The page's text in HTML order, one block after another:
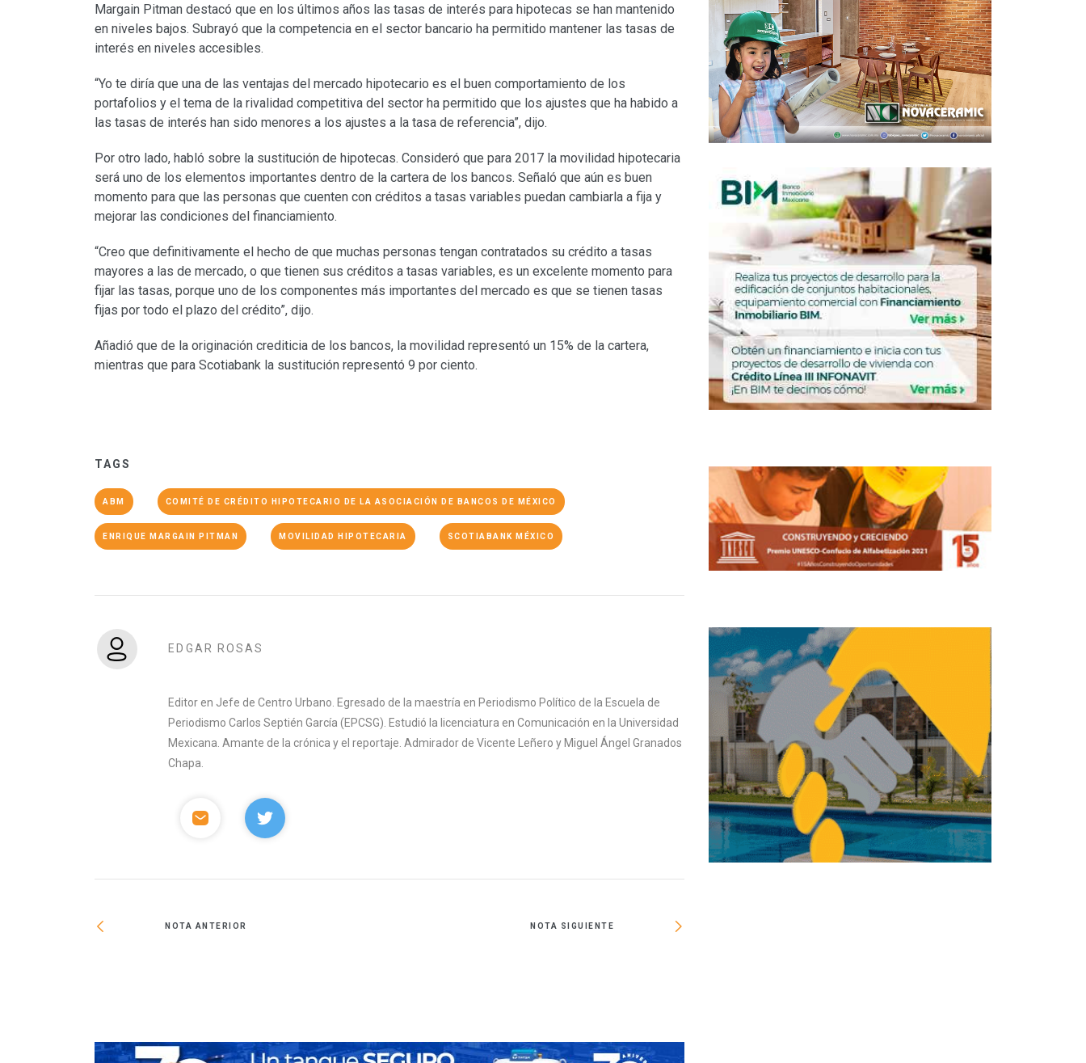
Margain Pitman destacó que en los últimos años las tasas de interés para hipotecas se han mantenido
en niveles bajos. Subrayó que la competencia en el sector bancario ha permitido mantener las tasas de
interés en niveles accesibles.
“Yo te diría que una de las ventajas del mercado hipotecario es el buen comportamiento de los
portafolios y el tema de la rivalidad competitiva del sector ha permitido que los ajustes que ha habido a
las tasas de interés han sido menores a los ajustes a la tasa de referencia”, dijo.
Por otro lado, habló sobre la sustitución de hipotecas. Consideró que para 2017 la movilidad hipotecaria
será uno de los elementos importantes dentro de la cartera de los bancos. Señaló que aún es buen
momento para que las personas que cuenten con créditos a tasas variables puedan cambiarla a fija y
mejorar las condiciones del financiamiento.
“Creo que definitivamente el hecho de que muchas personas tengan contratados su crédito a tasas
mayores a las de mercado, o que tienen sus créditos a tasas variables, es un excelente momento para
fijar las tasas, porque uno de los componentes más importantes del mercado es que se tienen tasas
fijas por todo el plazo del crédito”, dijo.
Añadió que de la originación crediticia de los bancos, la movilidad representó un 15% de la cartera,
mientras que para Scotiabank la sustitución representó 9 por ciento.
TAGS
ABM COMITÉ DE CRÉDITO HIPOTECARIO DE LA ASOCIACIÓN DE BANCOS DE MÉXICO
ENRIQUE MARGAIN PITMAN MOVILIDAD HIPOTECARIA SCOTIABANK MÉXICO
EDGAR ROSAS
Editor en Jefe de Centro Urbano. Egresado de la maestría en Periodismo Político de la Escuela de
Periodismo Carlos Septién García (EPCSG). Estudió la licenciatura en Comunicación en la Universidad
Mexicana. Amante de la crónica y el reportaje. Admirador de Vicente Leñero y Miguel Ángel Granados
Chapa.
NOTA ANTERIOR NOTA SIGUIENTE